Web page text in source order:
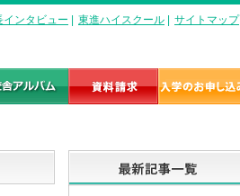
インタビュー 東進ハイスクール サイトマップ